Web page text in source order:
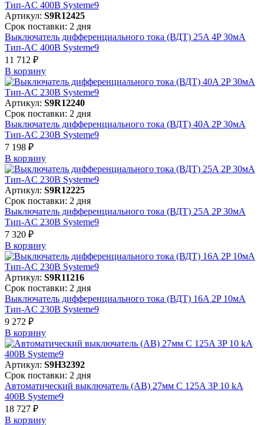
Артикул: S9R12425
Срок поставки: 2 дня
Выключатель дифференциального тока (ВДТ) 25A 4P 30мА
Тип-AC 400В Systeme9
11 712 ₽
В корзинy
Артикул: S9R12240
Срок поставки: 2 дня
Выключатель дифференциального тока (ВДТ) 40A 2P 30мА
Тип-AC 230В Systeme9
7 198 ₽
В корзинy
Артикул: S9R12225
Срок поставки: 2 дня
Выключатель дифференциального тока (ВДТ) 25A 2P 30мА
Тип-AC 230В Systeme9
7 320 ₽
В корзинy
Артикул: S9R11216
Срок поставки: 2 дня
Выключатель дифференциального тока (ВДТ) 16A 2P 10мА
Тип-AC 230В Systeme9
9 272 ₽
В корзинy
Артикул: S9H32392
Срок поставки: 2 дня
Автоматический выключатель (АВ) 27мм C 125A 3P 10 kA
400В Systeme9
18 727 ₽
В корзинy